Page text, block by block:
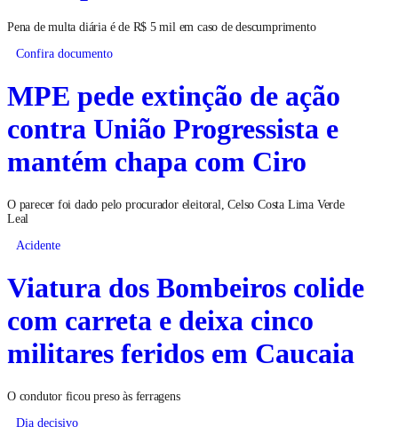
Pena de multa diária é de R$ 5 mil em caso de descumprimento
Confira documento
MPE pede extinção de ação
contra União Progressista e
mantém chapa com Ciro
O parecer foi dado pelo procurador eleitoral, Celso Costa Lima Verde
Leal
Acidente
Viatura dos Bombeiros colide
com carreta e deixa cinco
militares feridos em Caucaia
O condutor ficou preso às ferragens
Dia decisivo